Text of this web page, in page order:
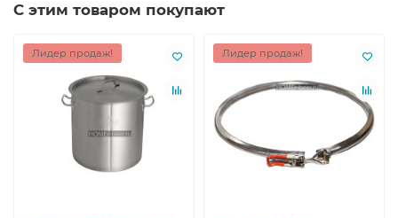
С этим товаром покупают
Лидер продаж! Лидер продаж!